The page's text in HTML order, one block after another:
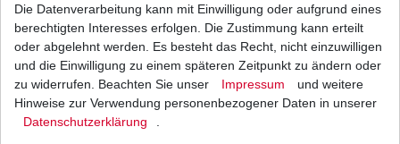
HONDA
PC800 Pacific Coast
Typ: RC34
Baujahr: 1988 - 1998
Die Datenverarbeitung kann mit Einwilligung oder aufgrund eines
berechtigten Interesses erfolgen. Die Zustimmung kann erteilt
oder abgelehnt werden. Es besteht das Recht, nicht einzuwilligen
und die Einwilligung zu einem späteren Zeitpunkt zu ändern oder
zu widerrufen. Beachten Sie unser
Impressum
und weitere
Hinweise zur Verwendung personenbezogener Daten in unserer
Daten­schutz­erklärung